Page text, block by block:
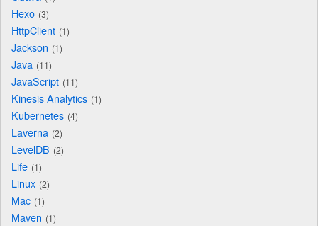
Hexo 3
HttpClient 1
Jackson 1
Java 11
JavaScript 11
Kinesis Analytics 1
Kubernetes 4
Laverna 2
LevelDB 2
Life 1
Linux 2
Mac 1
Maven 1